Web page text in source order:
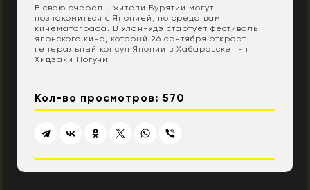
В свою очередь, жители Бурятии могут
познакомиться с Японией, по средствам
кинематографа. В Улан-Удэ стартует фестиваль
японского кино, который 26 сентября откроет
генеральный консул Японии в Хабаровске г-н
Хидэаки Ногучи.
Кол-во просмотров: 570